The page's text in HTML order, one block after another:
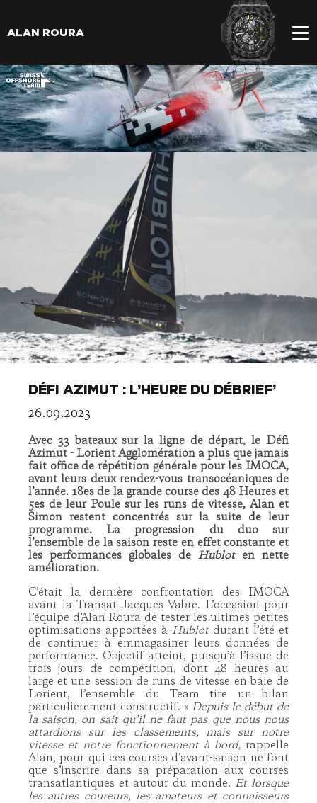
ALAN ROURA
DÉFI AZIMUT : L’HEURE DU DÉBRIEF’
26.09.2023
Avec 33 bateaux sur la ligne de départ, le Défi
Azimut - Lorient Agglomération a plus que jamais
fait office de répétition générale pour les IMOCA,
avant leurs deux rendez-vous transocéaniques de
l’année. 18es de la grande course des 48 Heures et
5es de leur Poule sur les runs de vitesse, Alan et
Simon restent concentrés sur la suite de leur
programme. La progression du duo sur
l’ensemble de la saison reste en effet constante et
les performances globales de Hubloten nette
amélioration.
C’était la dernière confrontation des IMOCA
avant la Transat Jacques Vabre. L’occasion pour
l’équipe d’Alan Roura de tester les ultimes petites
optimisations apportées à Hublotdurant l’été et
de continuer à emmagasiner leurs données de
performance. Objectif atteint, puisqu’à l’issue de
trois jours de compétition, dont 48 heures au
large et une session de runs de vitesse en baie de
Lorient, l’ensemble du Team tire un bilan
particulièrement constructif. « Depuis le début de
la saison, on sait qu’il ne faut pas que nous nous
attardions sur les classements, mais sur notre
vitesse et notre fonctionnement à bord, rappelle
Alan, pour qui ces courses d’avant-saison ne font
que s’inscrire dans sa préparation aux courses
transatlantiques et autour du monde. Et lorsque
les autres coureurs, les amateurs et connaisseurs